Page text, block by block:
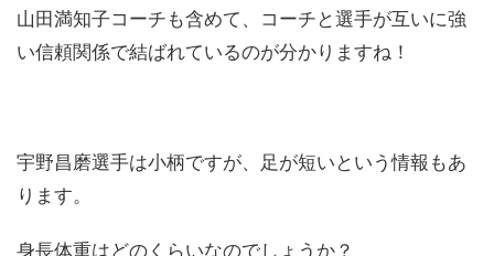
山田満知子コーチも含めて、コーチと選手が互いに強
い信頼関係で結ばれているのが分かりますね！
宇野昌磨選手は小柄ですが、足が短いという情報もあ
ります。
身長体重はどのくらいなのでしょうか？